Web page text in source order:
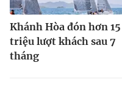
Khánh Hòa đón hơn 15
triệu lượt khách sau 7
tháng